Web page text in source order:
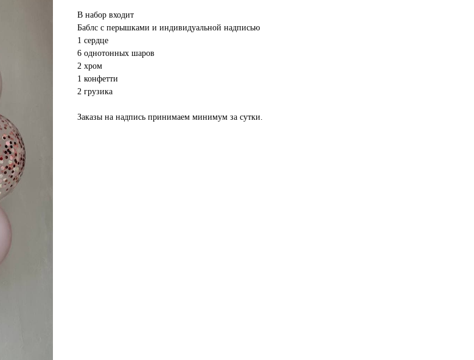
В набор входит
Баблс с перышками и индивидуальной надписью
1 сердце
6 однотонных шаров
2 хром
1 конфетти
2 грузика
Заказы на надпись принимаем минимум за сутки.